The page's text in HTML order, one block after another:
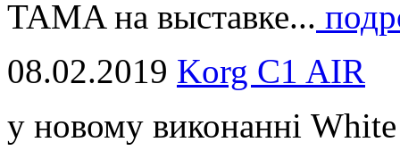
TAMA на выставке...
08.02.2019 Korg C1 AIR
у новому виконанні